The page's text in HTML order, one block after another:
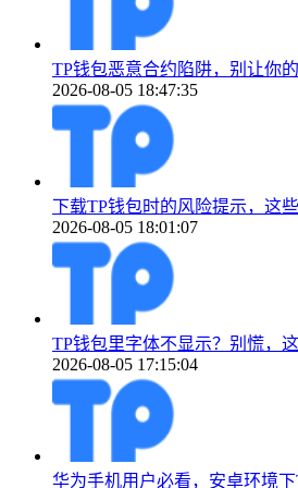
TP钱包恶意合约陷阱，别让你
2026-08-05 18:47:35
下载TP钱包时的风险提示，这
2026-08-05 18:01:07
TP钱包里字体不显示？别慌，
2026-08-05 17:15:04
华为手机用户必看，安卓环境